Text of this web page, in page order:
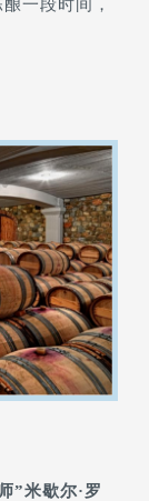
一段时间，
”米歇尔·罗